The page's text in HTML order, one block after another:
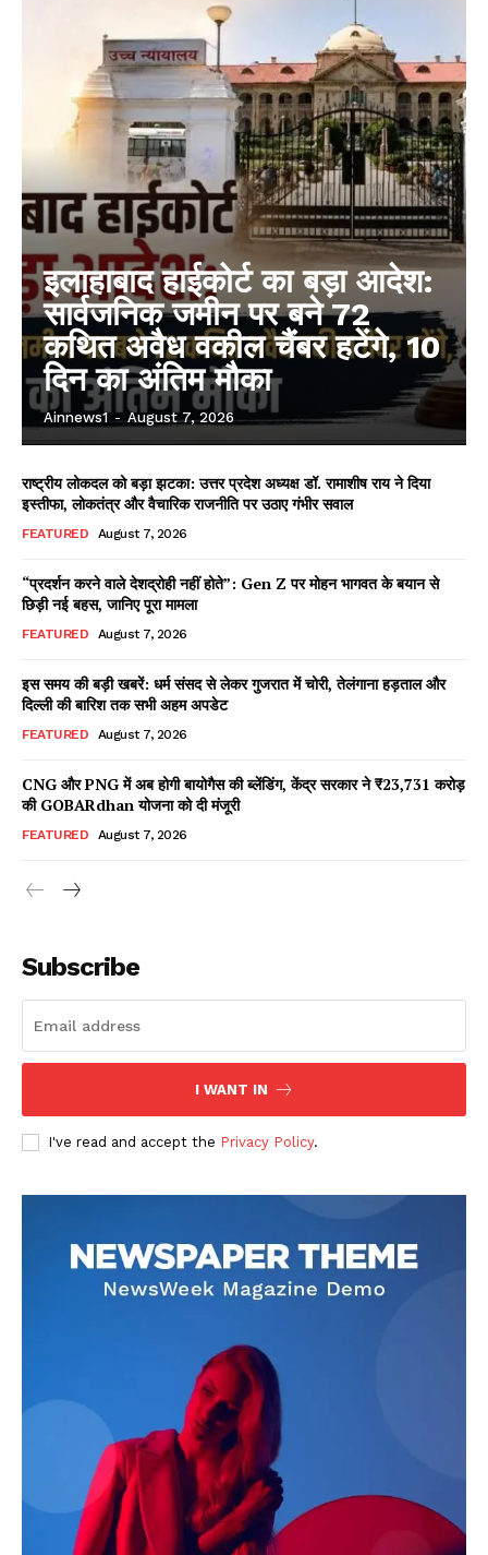
Facebook
X WhatsApp
Share
Read Latest News on AIN
DOWNLOAD NOW
AIN NEWS 1
Contact Us
About Us
Privacy Policy
Terms of Use Agreement
इलाहाबाद हाईकोर्ट का बड़ा आदेश:
सार्वजनिक जमीन पर बने 72
कथित अवैध वकील चैंबर हटेंगे, 10
दिन का अंतिम मौका
Ainnews1 - August 7, 2026
राष्ट्रीय लोकदल को बड़ा झटका: उत्तर प्रदेश अध्यक्ष डॉ. रामाशीष राय ने दिया
इस्तीफा, लोकतंत्र और वैचारिक राजनीति पर उठाए गंभीर सवाल
FEATURED August 7, 2026
“प्रदर्शन करने वाले देशद्रोही नहीं होते”: Gen Z पर मोहन भागवत के बयान से
छिड़ी नई बहस, जानिए पूरा मामला
FEATURED August 7, 2026
इस समय की बड़ी खबरें: धर्म संसद से लेकर गुजरात में चोरी, तेलंगाना हड़ताल और
दिल्ली की बारिश तक सभी अहम अपडेट
FEATURED August 7, 2026
CNG और PNG में अब होगी बायोगैस की ब्लेंडिंग, केंद्र सरकार ने ₹23,731 करोड़
की GOBARdhan योजना को दी मंजूरी
FEATURED August 7, 2026
Subscribe
I WANT IN
I've read and accept the Privacy Policy.